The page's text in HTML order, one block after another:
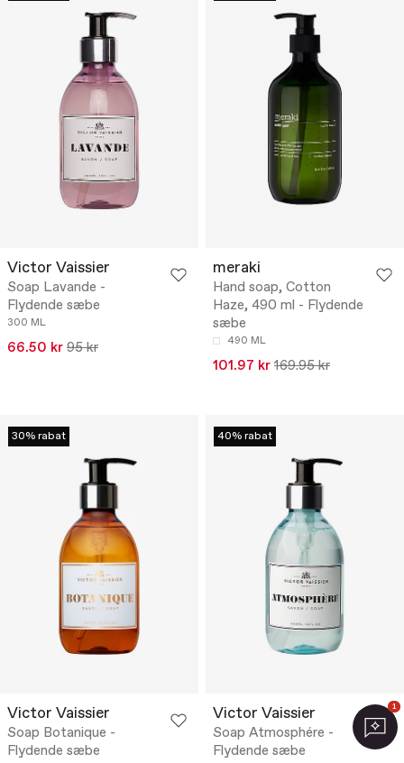
Victor Vaissier
Soap Lavande -
Flydende sæbe
300 ML
66.50 kr 95 kr
meraki
Hand soap, Cotton
Haze, 490 ml - Flydende
sæbe
490 ML
101.97 kr 169.95 kr
30% rabat
Victor Vaissier
Soap Botanique -
Flydende sæbe
40% rabat
Victor Vaissier
Soap Atmosphére -
Flydende sæbe
1